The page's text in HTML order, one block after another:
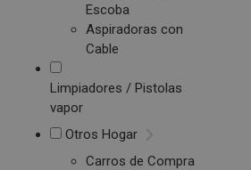
Escoba
Aspiradoras con
Cable
Limpiadores / Pistolas
vapor
Otros Hogar
Carros de Compra